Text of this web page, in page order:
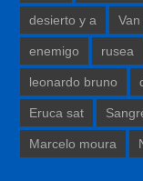
desierto y a Van
enemigo rusea
leonardo bruno
Eruca sat
Marcelo moura